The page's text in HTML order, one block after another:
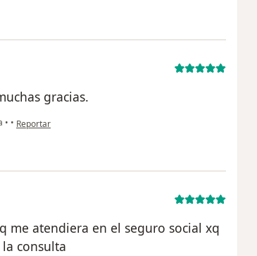
gracias.
• • en opinión del usuario Delfina Felix
Reportar
me atendiera en el seguro social xq
consulta